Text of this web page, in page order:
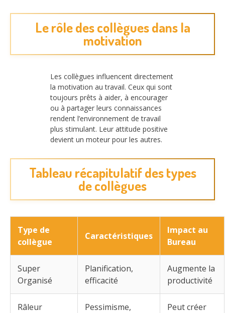
Le rôle des collègues dans la
motivation
Les collègues influencent directement
la motivation au travail. Ceux qui sont
toujours prêts à aider, à encourager
ou à partager leurs connaissances
rendent l’environnement de travail
plus stimulant. Leur attitude positive
devient un moteur pour les autres.
Tableau récapitulatif des types
de collègues
Type de
collègue
Caractéristiques
Impact au
Bureau
Super
Organisé
Planification,
efficacité
Augmente la
productivité
Râleur Pessimisme, Peut créer